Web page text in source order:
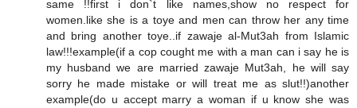
same !!first i don`t like names,show no respect for
women.like she is a toye and men can throw her any time
and bring another toye..if zawaje al-Mut3ah from Islamic
law!!!example(if a cop cought me with a man can i say he is
my husband we are married zawaje Mut3ah, he will say
sorry he made mistake or will treat me as slut!!)another
example(do u accept marry a woman if u know she was